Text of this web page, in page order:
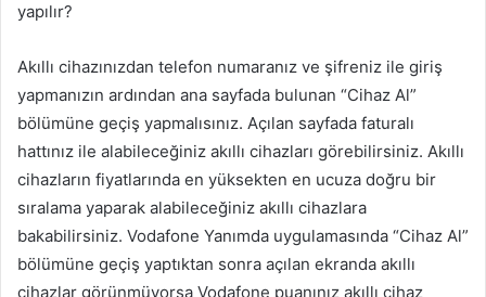
yapılır?
Akıllı cihazınızdan telefon numaranız ve şifreniz ile giriş
yapmanızın ardından ana sayfada bulunan “Cihaz Al”
bölümüne geçiş yapmalısınız. Açılan sayfada faturalı
hattınız ile alabileceğiniz akıllı cihazları görebilirsiniz. Akıllı
cihazların fiyatlarında en yüksekten en ucuza doğru bir
sıralama yaparak alabileceğiniz akıllı cihazlara
bakabilirsiniz. Vodafone Yanımda uygulamasında “Cihaz Al”
bölümüne geçiş yaptıktan sonra açılan ekranda akıllı
cihazlar görünmüyorsa Vodafone puanınız akıllı cihaz